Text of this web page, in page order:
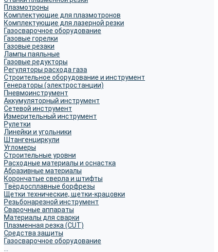
Плазмотроны
Комплектующие для плазмотронов
Комплектующие для лазерной резки
Газосварочное оборудование
Газовые горелки
Газовые резаки
Лампы паяльные
Газовые редукторы
Регуляторы расхода газа
Строительное оборудование и инструмент
Генераторы (электростанции)
Пневмоинструмент
Аккумуляторный инструмент
Сетевой инструмент
Измерительный инструмент
Рулетки
Линейки и угольники
Штангенциркули
Угломеры
Строительные уровни
Расходные материалы и оснастка
Абразивные материалы
Корончатые сверла и штифты
Твёрдосплавные борфрезы
Щетки технические, щетки-крацовки
Резьбонарезной инструмент
Сварочные аппараты
Материалы для сварки
Плазменная резка (CUT)
Средства защиты
Газосварочное оборудование